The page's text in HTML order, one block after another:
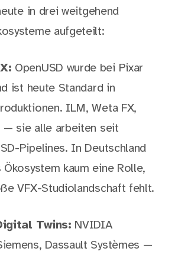
in drei weitgehend
aufgeteilt:
OpenUSD wurde bei Pixar
ist heute Standard in
ILM, Weta FX,
— sie alle arbeiten seit
Pipelines. In Deutschland
kaum eine Rolle,
VFX-Studiolandschaft fehlt.
Twins: NVIDIA
Dassault Systèmes —